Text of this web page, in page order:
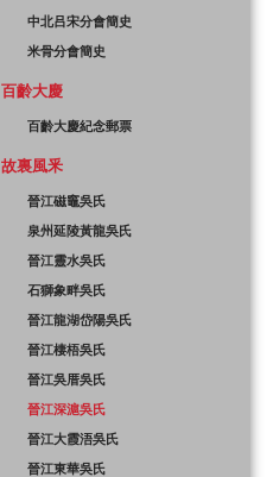
中北吕宋分會簡史
米骨分會簡史
百齡大慶
百齡大慶紀念郵票
故裏風釆
晉江磁竈吳氏
泉州延陵黃龍吳氏
晉江靈水吳氏
石獅象畔吳氏
晉江龍湖岱陽吳氏
晉江棲梧吳氏
晉江吳厝吳氏
晉江深滬吳氏
晉江大霞浯吳氏
晉江東華吳氏